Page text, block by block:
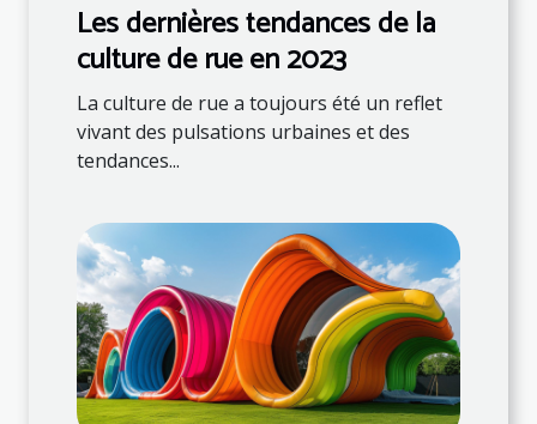
Les dernières tendances de la
culture de rue en 2023
La culture de rue a toujours été un reflet
vivant des pulsations urbaines et des
tendances...